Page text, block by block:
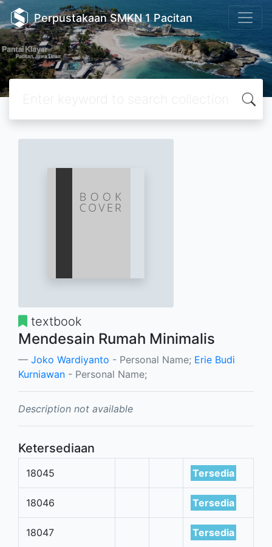
Perpustakaan SMKN 1 Pacitan
textbook
Mendesain Rumah Minimalis
Joko Wardiyanto - Personal Name; Erie Budi
Kurniawan - Personal Name;
Description not available
Ketersediaan
18045 Tersedia
18046 Tersedia
18047 Tersedia